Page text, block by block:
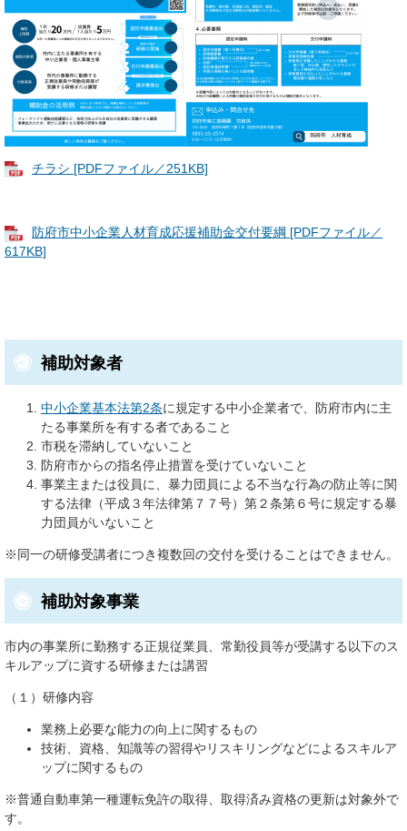
チラシ [PDFファイル／251KB]
防府市中小企業人材育成応援補助金交付要綱 [PDFファイル／
617KB]
補助対象者
中小企業基本法第2条に規定する中小企業者で、防府市内に主
たる事業所を有する者であること
市税を滞納していないこと
防府市からの指名停止措置を受けていないこと
事業主または役員に、暴力団員による不当な行為の防止等に関
する法律（平成３年法律第７７号）第２条第６号に規定する暴
力団員がいないこと
※同一の研修受講者につき複数回の交付を受けることはできません。
補助対象事業
市内の事業所に勤務する正規従業員、常勤役員等が受講する以下のス
キルアップに資する研修または講習
（１）研修内容
業務上必要な能力の向上に関するもの
技術、資格、知識等の習得やリスキリングなどによるスキルア
ップに関するもの
※普通自動車第一種運転免許の取得、取得済み資格の更新は対象外で
す。